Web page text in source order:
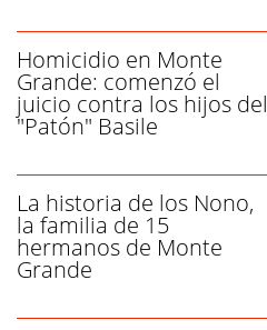
Homicidio en Monte
Grande: comenzó el
juicio contra los hijos del
"Patón" Basile
La historia de los Nono,
la familia de 15
hermanos de Monte
Grande